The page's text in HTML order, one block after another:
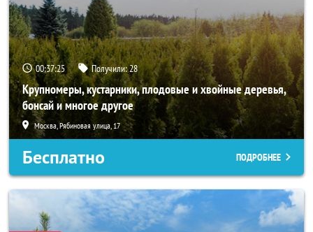
00:37:24 Получили:28
Крупномеры, кустарники, плодовые и хвойные деревья,
бонсай и многое другое
Москва, Рябиновая улица, 17
Бесплатно ПОДРОБНЕЕ